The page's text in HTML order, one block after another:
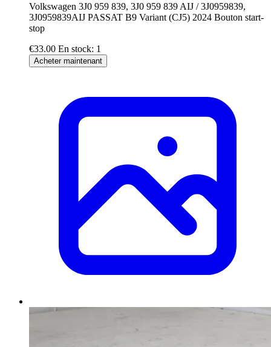
Volkswagen 3J0 959 839, 3J0 959 839 AIJ / 3J0959839,
3J0959839AIJ PASSAT B9 Variant (CJ5) 2024 Bouton start-
stop
€33.00 En stock: 1
Acheter maintenant